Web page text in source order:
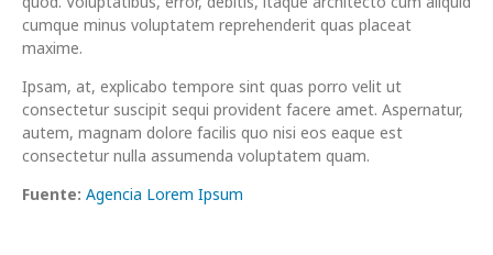
cumque minus voluptatem reprehenderit quas placeat
maxime.
Ipsam, at, explicabo tempore sint quas porro velit ut
consectetur suscipit sequi provident facere amet. Aspernatur,
autem, magnam dolore facilis quo nisi eos eaque est
consectetur nulla assumenda voluptatem quam.
Fuente: Agencia Lorem Ipsum